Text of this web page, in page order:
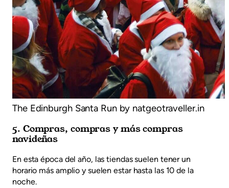
The Edinburgh Santa Run by natgeotraveller.in
5. Compras, compras y más compras
navideñas
En esta época del año, las tiendas suelen tener un
horario más amplio y suelen estar hasta las 10 de la
noche.